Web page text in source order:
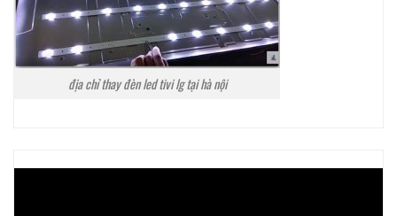
địa chỉ thay đèn led tivi lg tại hà nội